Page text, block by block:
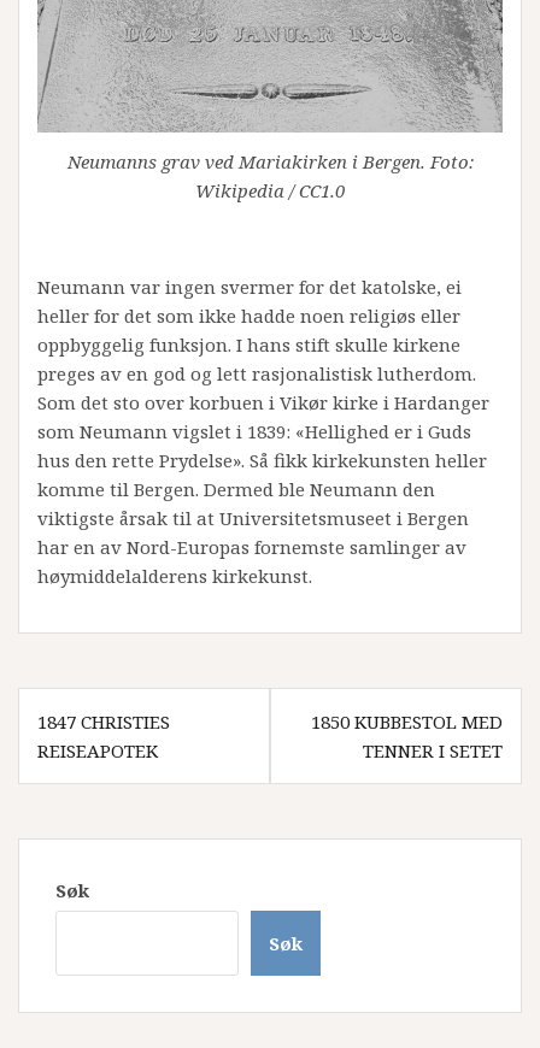
Neumanns grav ved Mariakirken i Bergen. Foto:
Wikipedia / CC1.0
Neumann var ingen svermer for det katolske, ei
heller for det som ikke hadde noen religiøs eller
oppbyggelig funksjon. I hans stift skulle kirkene
preges av en god og lett rasjonalistisk lutherdom.
Som det sto over korbuen i Vikør kirke i Hardanger
som Neumann vigslet i 1839: «Hellighed er i Guds
hus den rette Prydelse». Så fikk kirkekunsten heller
komme til Bergen. Dermed ble Neumann den
viktigste årsak til at Universitetsmuseet i Bergen
har en av Nord-Europas fornemste samlinger av
høymiddelalderens kirkekunst.
Innleggsnavigasjon
1847 CHRISTIES
REISEAPOTEK
1850 KUBBESTOL MED
TENNER I SETET
Søk
Søk